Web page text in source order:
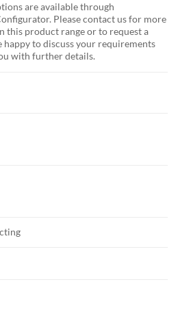
are available through
Please contact us for more
this product range or to request a
happy to discuss your requirements
with further details.